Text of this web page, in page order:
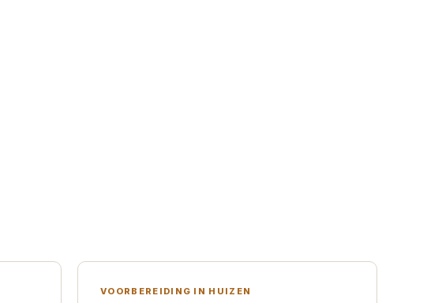
VOORBEREIDING IN HUIZEN